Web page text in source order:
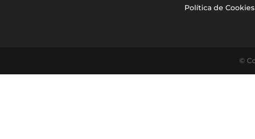
Política de Cookies
©